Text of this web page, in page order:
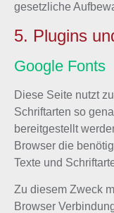
gesetzliche
5. Plugins
Google Fonts
Diese Seite nutzt
Schriftarten so
bereitgestellt
Browser die
Texte und
Zu diesem Zweck
Browser